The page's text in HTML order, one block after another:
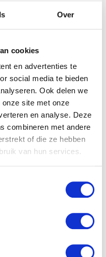
Over
cookies
en advertenties te
social media te bieden
Ook delen we
site met onze
en analyse. Deze
combineren met andere
of die ze hebben
van hun services.
ouder overzicht
Via een app zie je niet
actief ze zijn en of ze
het makkelijker om
en elkaar te vertrouwen.
en